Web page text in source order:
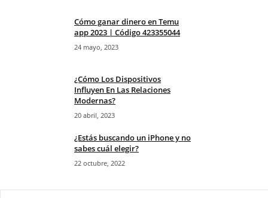
Cómo ganar dinero en Temu
app 2023 | Código 423355044
24 mayo, 2023
¿Cómo Los Dispositivos
Influyen En Las Relaciones
Modernas?
20 abril, 2023
¿Estás buscando un iPhone y no
sabes cuál elegir?
22 octubre, 2022